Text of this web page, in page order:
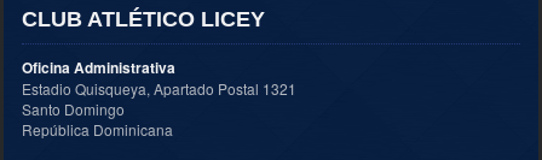
CLUB ATLÉTICO LICEY
Oficina Administrativa
Estadio Quisqueya, Apartado Postal 1321
Santo Domingo
República Dominicana